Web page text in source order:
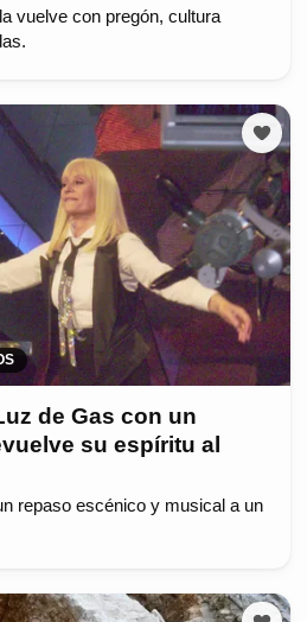
vuelve con pregón, cultura
de Gas con un
su espíritu al
repaso escénico y musical a un